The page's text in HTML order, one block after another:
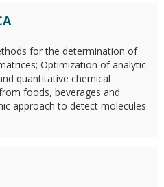
for the determination of
Optimization of analytic
quantitative chemical
foods, beverages and
approach to detect molecules